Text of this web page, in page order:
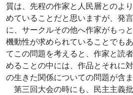
質は、先程の作家と人民層とのよ
めていることだと思いますが、発
に、サークルその他へ作家がもっ
機動性が求められていることでも
てこの問題を考えると、作家と読
めることの中には、作品とそれに
の生きた関係についての問題が含
第三回大会の時にも、民主主義